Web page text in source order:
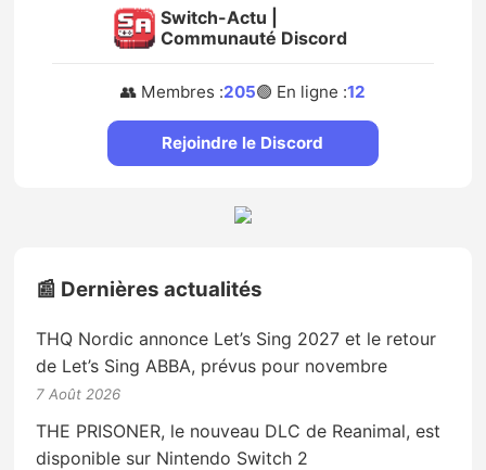
Switch-Actu |
Communauté Discord
👥 Membres :205🟢 En ligne :12
Rejoindre le Discord
📰 Dernières actualités
THQ Nordic annonce Let’s Sing 2027 et le retour
de Let’s Sing ABBA, prévus pour novembre
7 Août 2026
THE PRISONER, le nouveau DLC de Reanimal, est
disponible sur Nintendo Switch 2